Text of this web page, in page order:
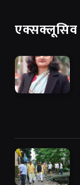
एक्सक्लूसिव